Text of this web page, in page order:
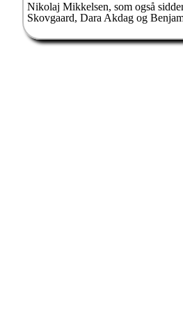
Nikolaj Mikkelsen, som også
Skovgaard, Dara Akdag og